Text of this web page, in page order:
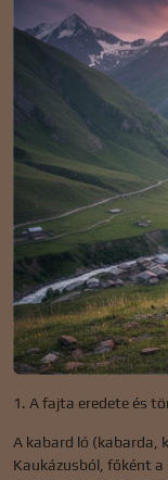
1. A fajta eredete és
A kabard ló (kabarda,
Kaukázusból, főként